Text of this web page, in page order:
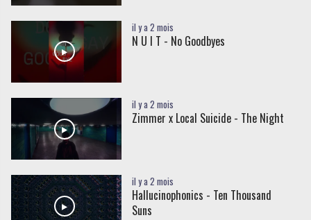
il y a 2 mois
N U I T - No Goodbyes
il y a 2 mois
Zimmer x Local Suicide - The Night
il y a 2 mois
Hallucinophonics - Ten Thousand
Suns